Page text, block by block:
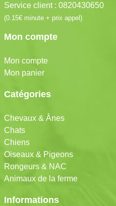
Service client : 0820430650
(0.15€ minute + prix appel)
Mon compte
Mon compte
Mon panier
Catégories
Chevaux & Ânes
Chats
Chiens
Oiseaux & Pigeons
Rongeurs & NAC
Animaux de la ferme
Informations